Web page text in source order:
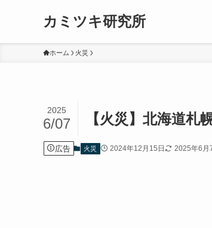
カミツキ研究所
ホーム 火災
【火災】北海道札
2025
6/07
広告 火災 2024年12月15日 2025年6月